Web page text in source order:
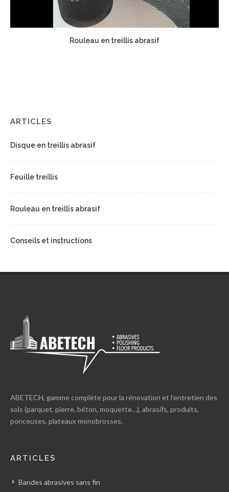
Rouleau en treillis abrasif
ARTICLES
Disque en treillis abrasif
Feuille treillis
Rouleau en treillis abrasif
Conseils et instructions
ABETECH, gamme complète pour la rénovation et l’entretien des
sols (parquet, pierre, béton, moquette…), abrasifs, produits,
ponceuses, plateaux monobrosses.
ARTICLES
Bandes abrasives sans fin